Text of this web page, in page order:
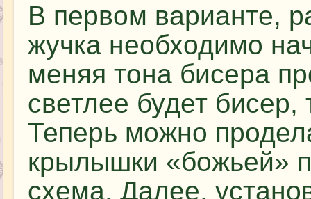
В первом варианте,
жучка необходимо
меняя тона бисера
светлее будет
Теперь можно
крылышки «божьей»
схема. Далее,